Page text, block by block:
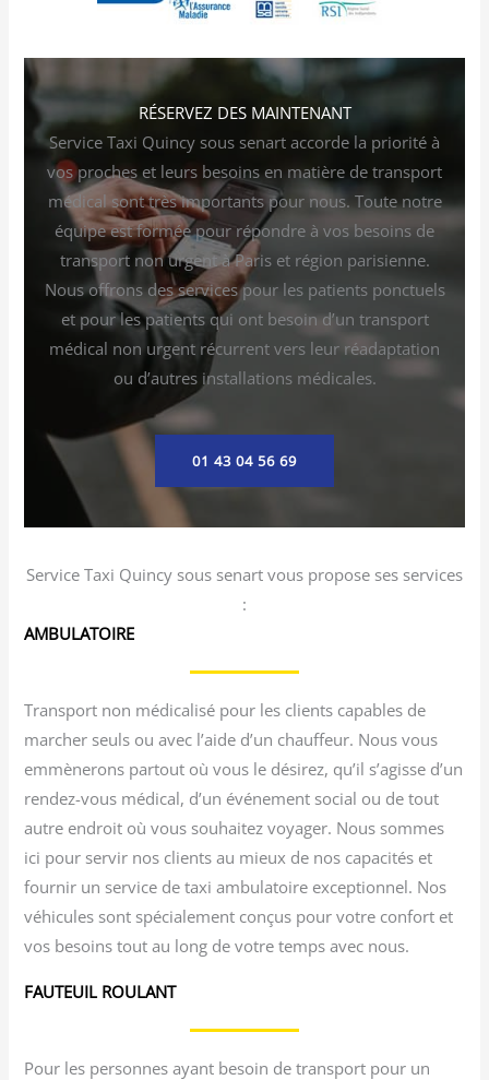
RÉSERVEZ DES MAINTENANT
Service Taxi Quincy sous senart accorde la priorité à
vos proches et leurs besoins en matière de transport
médical sont très importants pour nous. Toute notre
équipe est formée pour répondre à vos besoins de
transport non urgent à Paris et région parisienne.
Nous offrons des services pour les patients ponctuels
et pour les patients qui ont besoin d’un transport
médical non urgent récurrent vers leur réadaptation
ou d’autres installations médicales.
01 43 04 56 69
Service Taxi Quincy sous senart vous propose ses services
:
AMBULATOIRE
Transport non médicalisé pour les clients capables de
marcher seuls ou avec l’aide d’un chauffeur. Nous vous
emmènerons partout où vous le désirez, qu’il s’agisse d’un
rendez-vous médical, d’un événement social ou de tout
autre endroit où vous souhaitez voyager. Nous sommes
ici pour servir nos clients au mieux de nos capacités et
fournir un service de taxi ambulatoire exceptionnel. Nos
véhicules sont spécialement conçus pour votre confort et
vos besoins tout au long de votre temps avec nous.
FAUTEUIL ROULANT
Pour les personnes ayant besoin de transport pour un